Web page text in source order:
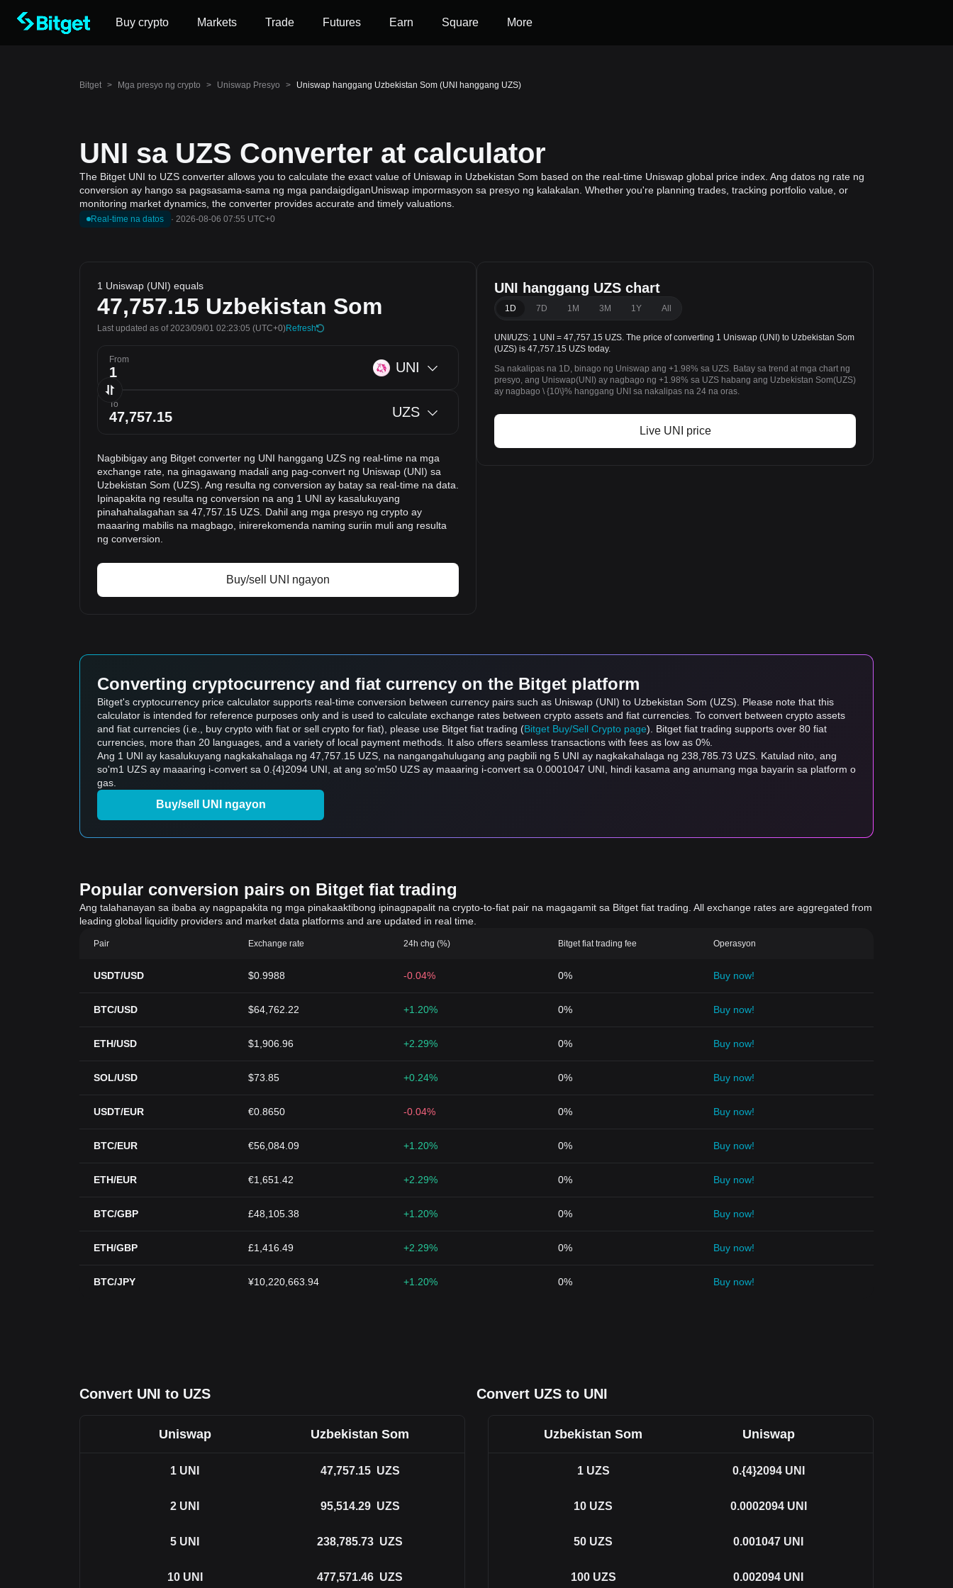
Buy crypto Markets Trade Futures Earn Square More
Bitget > Mga presyo ng crypto > Uniswap Presyo > Uniswap hanggang Uzbekistan Som (UNI hanggang UZS)
UNI sa UZS Converter at calculator
The Bitget UNI to UZS converter allows you to calculate the exact value of Uniswap in Uzbekistan Som based on the real-time Uniswap global price index. Ang datos ng rate ng
conversion ay hango sa pagsasama-sama ng mga pandaigdiganUniswap impormasyon sa presyo ng kalakalan. Whether you're planning trades, tracking portfolio value, or
monitoring market dynamics, the converter provides accurate and timely valuations.
Real-time na datos · 2026-08-06 07:55 UTC+0
1 Uniswap (UNI) equals
47,757.15 Uzbekistan Som
Last updated as of 2023/09/01 02:23:05 (UTC+0)Refresh
From UNI
To UZS
Nagbibigay ang Bitget converter ng UNI hanggang UZS ng real-time na mga
exchange rate, na ginagawang madali ang pag-convert ng Uniswap (UNI) sa
Uzbekistan Som (UZS). Ang resulta ng conversion ay batay sa real-time na data.
Ipinapakita ng resulta ng conversion na ang 1 UNI ay kasalukuyang
pinahahalagahan sa 47,757.15 UZS. Dahil ang mga presyo ng crypto ay
maaaring mabilis na magbago, inirerekomenda naming suriin muli ang resulta
ng conversion.
Buy/sell UNI ngayon
UNI hanggang UZS chart
1D 7D 1M 3M 1Y All
UNI/UZS: 1 UNI = 47,757.15 UZS. The price of converting 1 Uniswap (UNI) to Uzbekistan Som
(UZS) is 47,757.15 UZS today.
Sa nakalipas na 1D, binago ng Uniswap ang +1.98% sa UZS. Batay sa trend at mga chart ng
presyo, ang Uniswap(UNI) ay nagbago ng +1.98% sa UZS habang ang Uzbekistan Som(UZS)
ay nagbago \ {10\}% hanggang UNI sa nakalipas na 24 na oras.
Live UNI price
Converting cryptocurrency and fiat currency on the Bitget platform
Bitget's cryptocurrency price calculator supports real-time conversion between currency pairs such as Uniswap (UNI) to Uzbekistan Som (UZS). Please note that this
calculator is intended for reference purposes only and is used to calculate exchange rates between crypto assets and fiat currencies. To convert between crypto assets
and fiat currencies (i.e., buy crypto with fiat or sell crypto for fiat), please use Bitget fiat trading (Bitget Buy/Sell Crypto page). Bitget fiat trading supports over 80 fiat
currencies, more than 20 languages, and a variety of local payment methods. It also offers seamless transactions with fees as low as 0%.
Ang 1 UNI ay kasalukuyang nagkakahalaga ng 47,757.15 UZS, na nangangahulugang ang pagbili ng 5 UNI ay nagkakahalaga ng 238,785.73 UZS. Katulad nito, ang
so'm1 UZS ay maaaring i-convert sa 0.{4}2094 UNI, at ang so'm50 UZS ay maaaring i-convert sa 0.0001047 UNI, hindi kasama ang anumang mga bayarin sa platform o
gas.
Buy/sell UNI ngayon
Popular conversion pairs on Bitget fiat trading
Ang talahanayan sa ibaba ay nagpapakita ng mga pinakaaktibong ipinagpapalit na crypto-to-fiat pair na magagamit sa Bitget fiat trading. All exchange rates are aggregated from
leading global liquidity providers and market data platforms and are updated in real time.
Pair Exchange rate 24h chg (%) Bitget fiat trading fee Operasyon
USDT/USD $0.9988 -0.04% 0% Buy now!
BTC/USD $64,762.22 +1.20% 0% Buy now!
ETH/USD $1,906.96 +2.29% 0% Buy now!
SOL/USD $73.85 +0.24% 0% Buy now!
USDT/EUR €0.8650 -0.04% 0% Buy now!
BTC/EUR €56,084.09 +1.20% 0% Buy now!
ETH/EUR €1,651.42 +2.29% 0% Buy now!
BTC/GBP £48,105.38 +1.20% 0% Buy now!
ETH/GBP £1,416.49 +2.29% 0% Buy now!
BTC/JPY ¥10,220,663.94 +1.20% 0% Buy now!
Convert UNI to UZS Convert UZS to UNI
Uniswap Uzbekistan Som
1 UNI 47,757.15 UZS
2 UNI 95,514.29 UZS
5 UNI 238,785.73 UZS
10 UNI 477,571.46 UZS
Uzbekistan Som Uniswap
1 UZS 0.{4}2094 UNI
10 UZS 0.0002094 UNI
50 UZS 0.001047 UNI
100 UZS 0.002094 UNI